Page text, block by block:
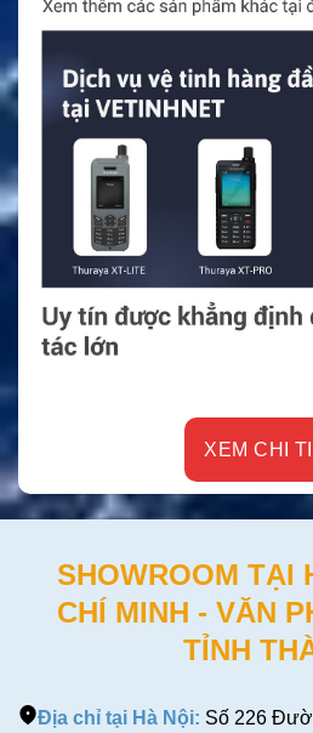
XEM CHI
SHOWROOM TẠI
CHÍ MINH - VĂN
TỈNH
Địa chỉ tại Hà Nội: Số 226